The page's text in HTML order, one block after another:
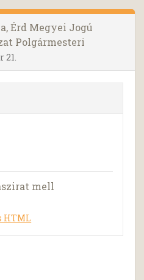
Érd Megyei Jogú
Polgármesteri
mell
HTML